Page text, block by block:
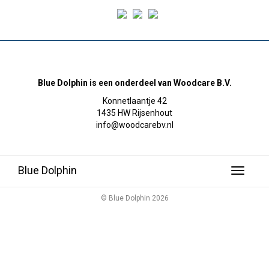
Blue Dolphin is een onderdeel van Woodcare B.V.
Konnetlaantje 42
1435 HW Rijsenhout
info@woodcarebv.nl
Toggle
Blue Dolphin
© Blue Dolphin 2026